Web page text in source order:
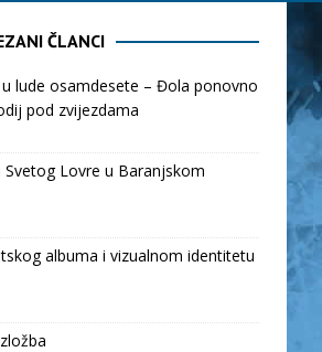
ČLANCI
u lude osamdesete – Đola ponovno
pod zvijezdama
Lovre u Baranjskom
albuma i vizualnom identitetu